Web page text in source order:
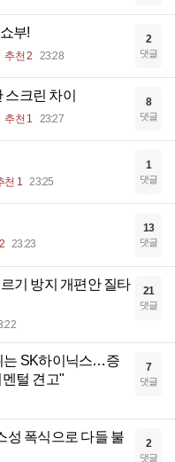
부!
추천 2 23:28
2
댓글
크린 차이
추천 1 23:27
8
댓글
천 1 23:25
1
댓글
23:23
13
댓글
기 방지 개편안 질타
21
댓글
는 SK하이닉스…증
멘털 견고"
7
댓글
성 폭식으로 다들 불
2
댓글